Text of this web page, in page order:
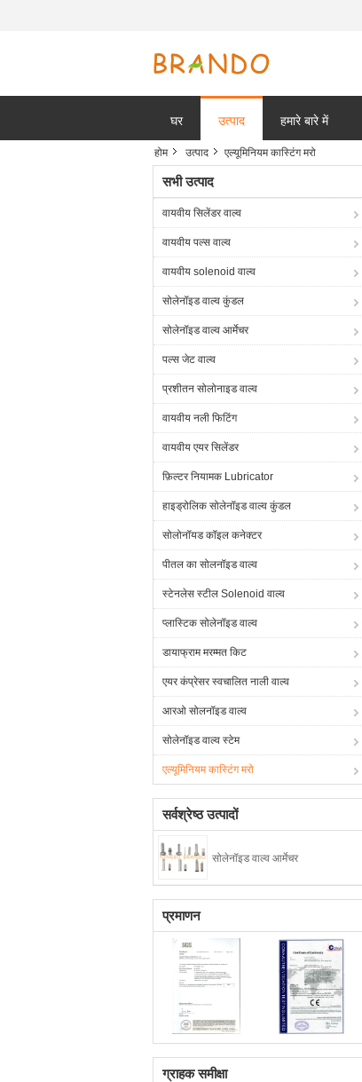
घर उत्पाद हमारे बारे में
होम उत्पाद एल्यूमिनियम कास्टिंग मरो
सभी उत्पाद
वायवीय सिलेंडर वाल्व
वायवीय पल्स वाल्व
वायवीय solenoid वाल्व
सोलेनॉइड वाल्व कुंडल
सोलेनॉइड वाल्व आर्मेचर
पल्स जेट वाल्व
प्रशीतन सोलोनाइड वाल्व
वायवीय नली फिटिंग
वायवीय एयर सिलेंडर
फ़िल्टर नियामक Lubricator
हाइड्रोलिक सोलेनॉइड वाल्व कुंडल
सोलोनॉयड कॉइल कनेक्टर
पीतल का सोलनॉइड वाल्व
स्टेनलेस स्टील Solenoid वाल्व
प्लास्टिक सोलेनॉइड वाल्व
डायाफ्राम मरम्मत किट
एयर कंप्रेसर स्वचालित नाली वाल्व
आरओ सोलनॉइड वाल्व
सोलेनॉइड वाल्व स्टेम
एल्यूमिनियम कास्टिंग मरो
सर्वश्रेष्ठ उत्पादों
सोलेनॉइड वाल्व आर्मेचर
प्रमाणन
ग्राहक समीक्षा